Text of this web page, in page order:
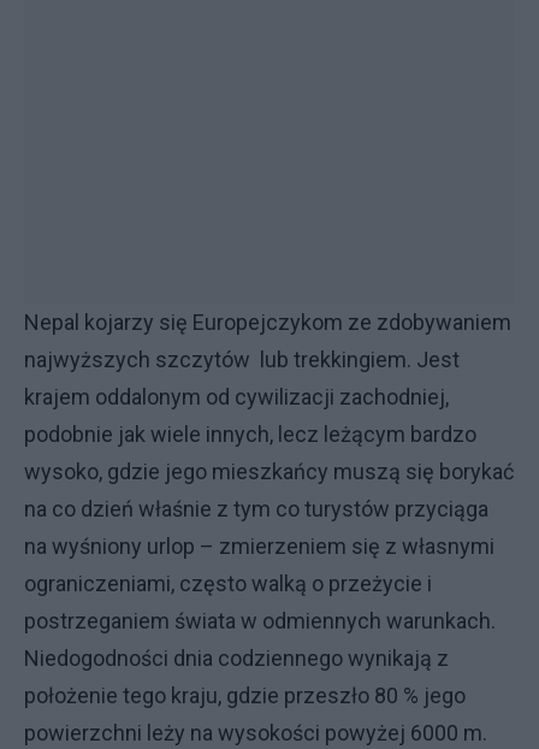
Nepal kojarzy się Europejczykom ze zdobywaniem
najwyższych szczytów lub trekkingiem. Jest
krajem oddalonym od cywilizacji zachodniej,
podobnie jak wiele innych, lecz leżącym bardzo
wysoko, gdzie jego mieszkańcy muszą się borykać
na co dzień właśnie z tym co turystów przyciąga
na wyśniony urlop – zmierzeniem się z własnymi
ograniczeniami, często walką o przeżycie i
postrzeganiem świata w odmiennych warunkach.
Niedogodności dnia codziennego wynikają z
położenie tego kraju, gdzie przeszło 80 % jego
powierzchni leży na wysokości powyżej 6000 m.